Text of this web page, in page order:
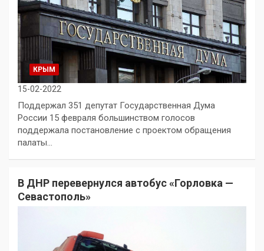
КРЫМ
15-02-2022
Поддержал 351 депутат Государственная Дума
России 15 февраля большинством голосов
поддержала постановление с проектом обращения
палаты…
В ДНР перевернулся автобус «Горловка —
Севастополь»